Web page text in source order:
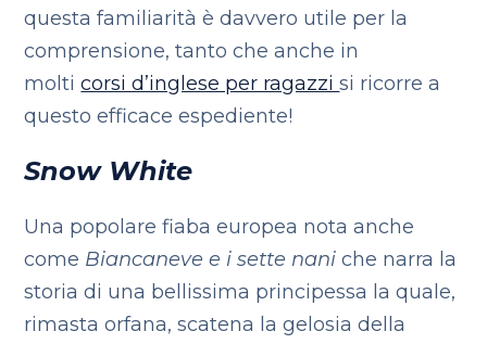
questa familiarità è davvero utile per la
comprensione, tanto che anche in
molticorsi d’inglese per ragazzisi ricorre a
questo efficace espediente!
Snow White
Una popolare fiaba europea nota anche
come Biancaneve e i sette naniche narra la
storia di una bellissima principessa la quale,
rimasta orfana, scatena la gelosia della